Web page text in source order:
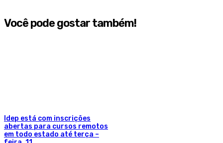
Você pode gostar também!
Idep está com inscrições
abertas para cursos remotos
em todo estado até terça –